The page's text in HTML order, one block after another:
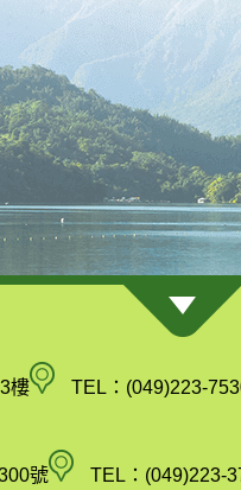
樓南
縣
TEL：(049)223-
號空 TEL：(049)223-